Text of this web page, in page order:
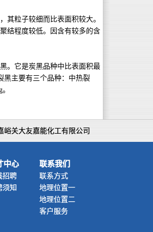
其粒子较细而比表面积较大。
结程度较低。因含有较多的含
。它是炭黑品种中比表面积最
黑主要有三个品种：中热裂
。
峪关大友嘉能化工有限公司
中心
招聘
须知
联系我们
联系方式
地理位置一
地理位置二
客户服务